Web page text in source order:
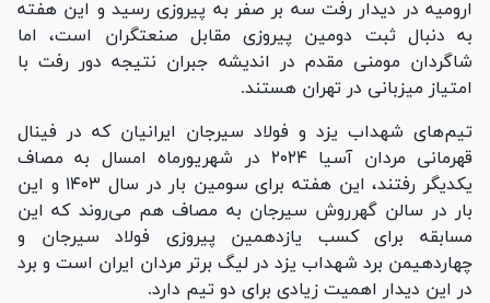
ارومیه در دیدار رفت سه بر صفر به پیروزی رسید و این هفته
به دنبال ثبت دومین پیروزی مقابل صنعتگران است، اما
شاگردان مومنی مقدم در اندیشه جبران نتیجه دور رفت با
امتیاز میزبانی در تهران هستند.
تیم‌های شهداب یزد و فولاد سیرجان ایرانیان که در فینال
قهرمانی مردان آسیا ۲۰۲۴ در شهریورماه امسال به مصاف
یکدیگر رفتند، این هفته برای سومین بار در سال ۱۴۰۳ و این
بار در سالن گهرروش سیرجان به مصاف هم می‌روند که این
مسابقه برای کسب یازدهمین پیروزی فولاد سیرجان و
چهاردهیمن برد شهداب یزد در لیگ برتر مردان ایران است و برد
در این دیدار اهمیت زیادی برای دو تیم دارد.